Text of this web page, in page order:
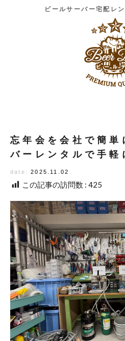
ビールサーバー宅配レ
忘年会を会社で簡単
バーレンタルで手軽
date: 2025.11.02
この記事の訪問数 : 425